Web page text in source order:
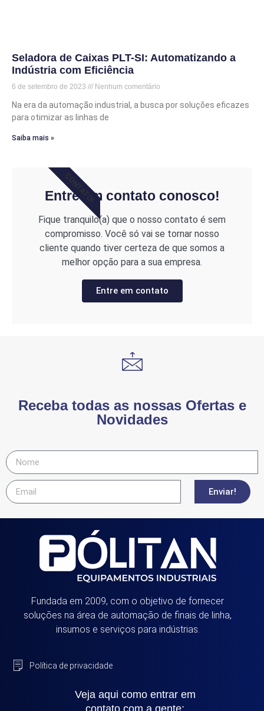
Seladora de Caixas PLT-SI: Automatizando a
Indústria com Eficiência
6 de setembro de 2023 Nenhum comentário
Na era da automação industrial, a busca por soluções eficazes
para otimizar as linhas de
Saiba mais »
Entre em contato conosco!
Fique tranquilo(a) que o nosso contato é sem
compromisso. Você só vai se tornar nosso
cliente quando tiver certeza de que somos a
melhor opção para a sua empresa.
Entre em contato
CONTATO!
Receba todas as nossas Ofertas e
Novidades
Enviar!
Fundada em 2009, com o objetivo de fornecer
soluções na área de automação de finais de linha,
insumos e serviços para indústrias.
Política de privacidade
Veja aqui como entrar em
contato com a gente: